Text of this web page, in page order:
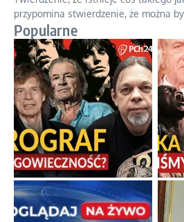
przypomina stwierdzenie, że można
Popularne